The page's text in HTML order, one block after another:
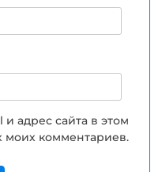
адрес сайта в этом
моих комментариев.